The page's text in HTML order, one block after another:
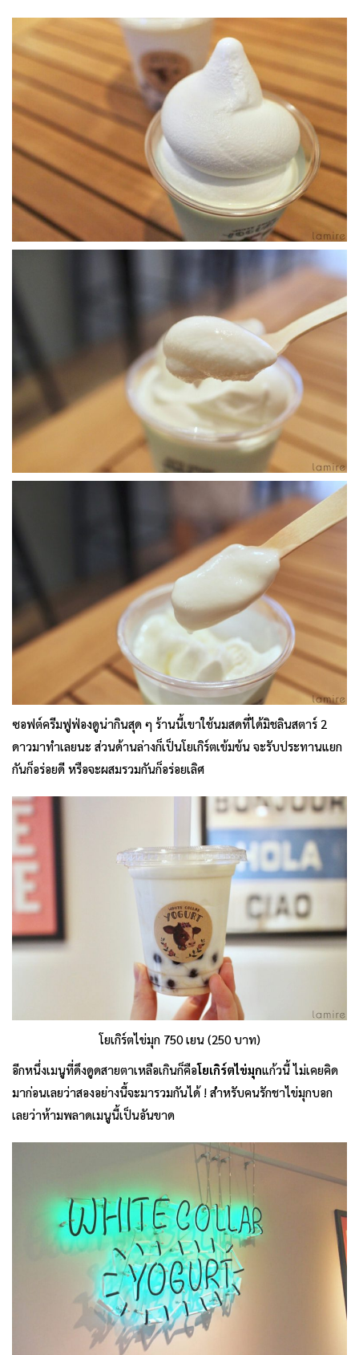
ซอฟต์ครีมฟูฟ่องดูน่ากินสุด ๆ ร้านนี้เขาใช้นมสดที่ได้มิชลินสตาร์ 2
ดาวมาทำเลยนะ ส่วนด้านล่างก็เป็นโยเกิร์ตเข้มข้น จะรับประทานแยก
กันก็อร่อยดี หรือจะผสมรวมกันก็อร่อยเลิศ
โยเกิร์ตไข่มุก 750 เยน (250 บาท)
อีกหนึ่งเมนูที่ดึงดูดสายตาเหลือเกินก็คือโยเกิร์ตไข่มุกแก้วนี้ ไม่เคยคิด
มาก่อนเลยว่าสองอย่างนี้จะมารวมกันได้ ! สำหรับคนรักชาไข่มุกบอก
เลยว่าห้ามพลาดเมนูนี้เป็นอันขาด